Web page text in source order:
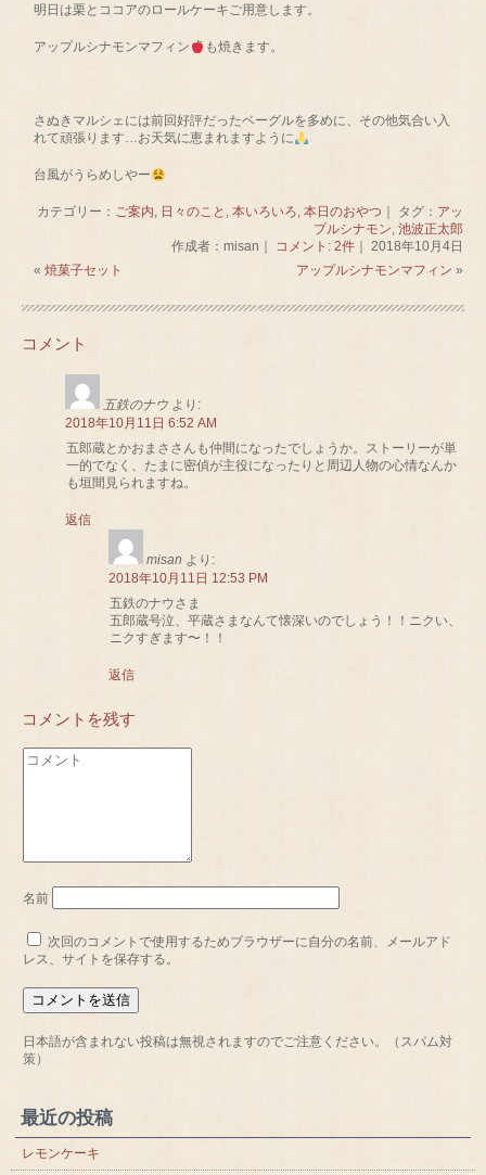
明日は栗とココアのロールケーキご用意します。
アップルシナモンマフィン も焼きます。
さぬきマルシェには前回好評だったベーグルを多めに、その他気合い入
れて頑張ります…お天気に恵まれますように
台風がうらめしやー
カテゴリー： ご案内, 日々のこと , 本いろいろ, 本日のおやつ ｜ タグ： アッ
プルシナモン, 池波正太郎
作成者：misan｜ コメント: 2件｜ 2018年10月4日
«焼菓子セット アップルシナモンマフィン »
コメント
五鉄のナウ より:
2018年10月11日 6:52 AM
五郎蔵とかおまささんも仲間になったでしょうか。ストーリーが単
一的でなく、たまに密偵が主役になったりと周辺人物の心情なんか
も垣間見られますね。
返信
misan より:
2018年10月11日 12:53 PM
五鉄のナウさま
五郎蔵号泣、平蔵さまなんて懐深いのでしょう！！ニクい、
ニクすぎます〜！！
返信
コメントを残す
名前
次回のコメントで使用するためブラウザーに自分の名前、メールアド
レス、サイトを保存する。
日本語が含まれない投稿は無視されますのでご注意ください。（スパム対
策）
最近の投稿
レモンケーキ